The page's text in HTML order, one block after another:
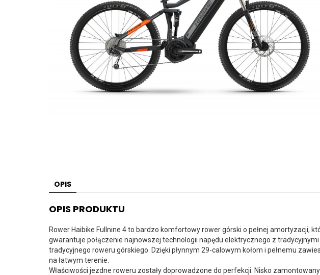
OPIS
OPIS PRODUKTU
Rower Haibike Fullnine 4 to bardzo komfortowy rower górski o pełnej amortyzacji,
gwarantuje połączenie najnowszej technologii napędu elektrycznego z
tradycyjnego roweru górskiego. Dzięki płynnym 29-calowym kołom i pełnemu
na łatwym terenie.
Właściwości jezdne roweru zostały doprowadzone do perfekcji. Nisko